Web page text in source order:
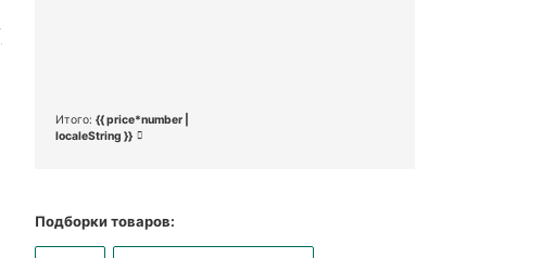
Итого: {{ price*number |
localeString }}
Подборки товаров: